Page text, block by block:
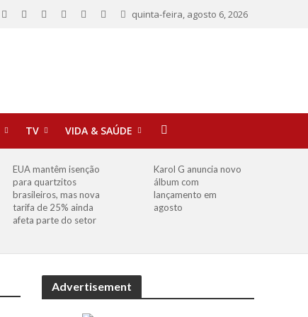
quinta-feira, agosto 6, 2026
TV VIDA & SAÚDE
EUA mantêm isenção
para quartzitos
brasileiros, mas nova
tarifa de 25% ainda
afeta parte do setor
Karol G anuncia novo
álbum com
lançamento em
agosto
Advertisement